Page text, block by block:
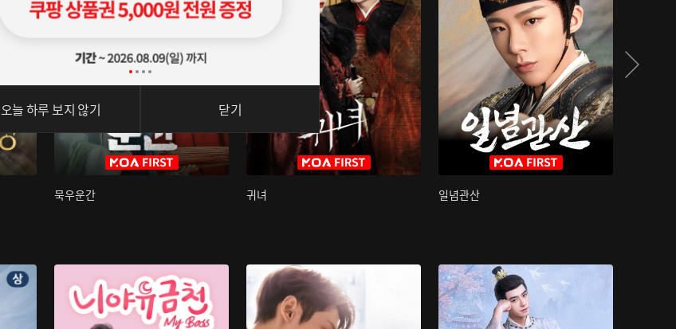
묵우운간 귀녀 일념관산
오늘 하루 보지 않기 닫기